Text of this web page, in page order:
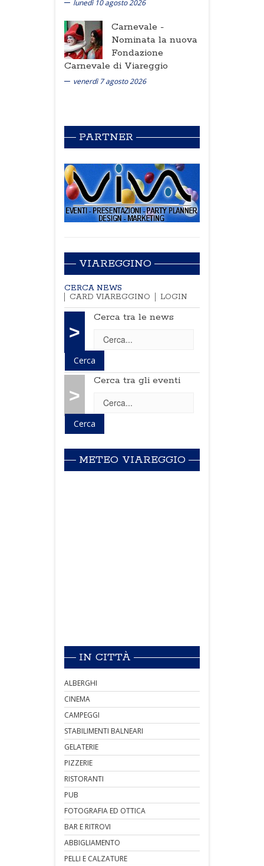
lunedì 10 agosto 2026
Carnevale -
Nominata la nuova
Fondazione
Carnevale di Viareggio
venerdì 7 agosto 2026
PARTNER
VIAREGGINO
CERCA NEWS
CARD VIAREGGINO
LOGIN
>
Cerca tra le news
>
Cerca tra gli eventi
METEO VIAREGGIO
IN CITTÀ
ALBERGHI
CINEMA
CAMPEGGI
STABILIMENTI BALNEARI
GELATERIE
PIZZERIE
RISTORANTI
PUB
FOTOGRAFIA ED OTTICA
BAR E RITROVI
ABBIGLIAMENTO
PELLI E CALZATURE